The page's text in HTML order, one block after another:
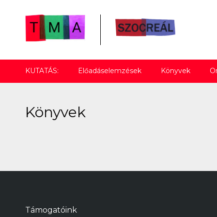
KUTATÁS: Előadáselemzések Könyvek
Könyvek
Támogatóink